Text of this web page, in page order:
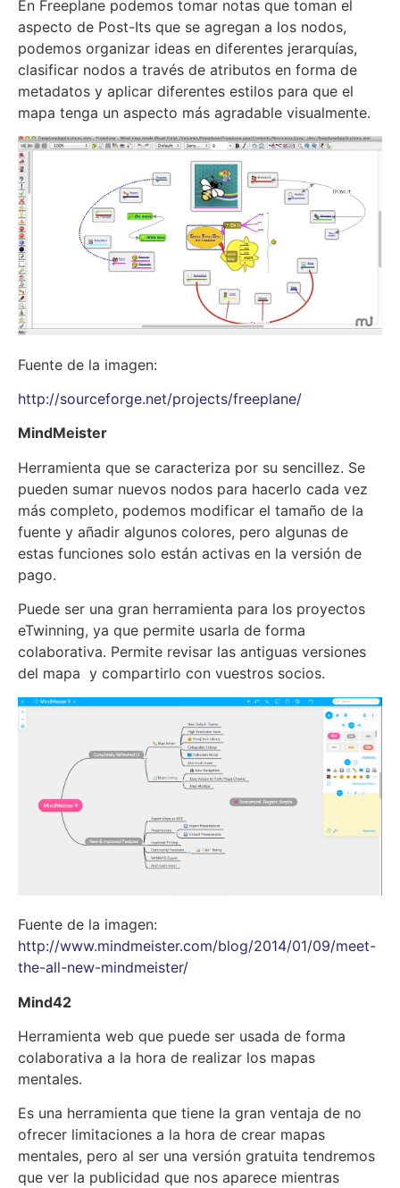
En Freeplane podemos tomar notas que toman el
aspecto de Post-Its que se agregan a los nodos,
podemos organizar ideas en diferentes jerarquías,
clasificar nodos a través de atributos en forma de
metadatos y aplicar diferentes estilos para que el
mapa tenga un aspecto más agradable visualmente.
Fuente de la imagen:
http://sourceforge.net/projects/freeplane/
MindMeister
Herramienta que se caracteriza por su sencillez. Se
pueden sumar nuevos nodos para hacerlo cada vez
más completo, podemos modificar el tamaño de la
fuente y añadir algunos colores, pero algunas de
estas funciones solo están activas en la versión de
pago.
Puede ser una gran herramienta para los proyectos
eTwinning, ya que permite usarla de forma
colaborativa. Permite revisar las antiguas versiones
del mapa y compartirlo con vuestros socios.
Fuente de la imagen:
http://www.mindmeister.com/blog/2014/01/09/meet-
the-all-new-mindmeister/
Mind42
Herramienta web que puede ser usada de forma
colaborativa a la hora de realizar los mapas
mentales.
Es una herramienta que tiene la gran ventaja de no
ofrecer limitaciones a la hora de crear mapas
mentales, pero al ser una versión gratuita tendremos
que ver la publicidad que nos aparece mientras